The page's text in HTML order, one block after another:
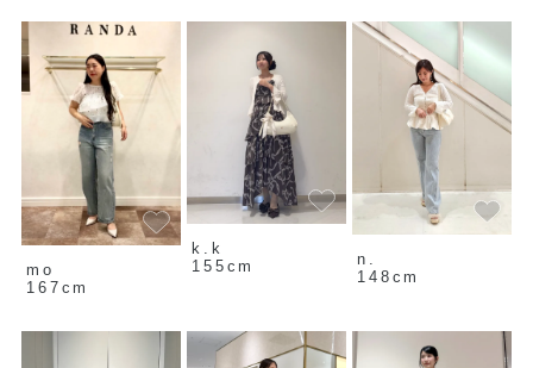
mo
167cm
k.k
155cm
n.
148cm